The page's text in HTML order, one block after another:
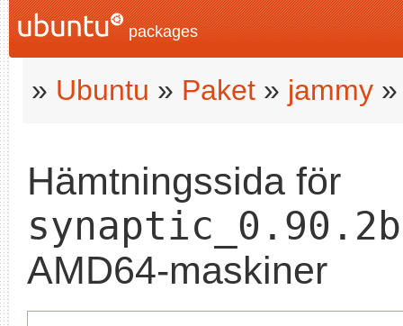
packages
» Ubuntu » Paket » jammy
Hämtningssida för
AMD64-maskiner